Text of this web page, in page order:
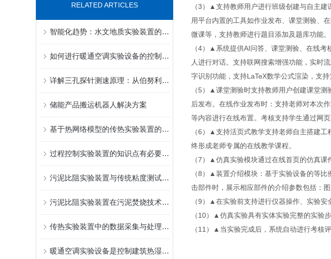
RELATED ARTICLES
智能化趋势：水文地质实验装置的自动化与数据采集革新
如何进行暖通空调实验设备的控制性能测试？
详解三孔探针测速原理：从伯努利方程到流向角解算
储能产品搬运机器人解决方案
基于热网络模型的传热实验装置的设计与实现
过程控制实验装置的知识点有必要和大家说说
污泥比阻实验装置与传统粘度测试方法的比较分析
污泥比阻实验装置在污泥焚烧技术中的应用
传热实验装置中的数据采集与处理技术
暖通空调实验设备是控制建筑热湿环境和空气品质的必要设备
（3）▲支持教师用户进行班级创建与自主
用平台内置的工具如作业发布、课堂测验、
微课等，支持教师进行题目添加及题库功能。
（4）▲系统提供AI问答、课堂测验、在线
人进行对话。支持联网搜索增强功能，实时
字识别功能，支持LaTeX数学公式渲染，支持
（5）▲课堂测验时支持教师用户创建课堂
后发布。在线作业发布时：支持老师对本次
等内容进行在线布置。考核支持学生通过网
（6）▲支持活页式教学支持老师自主搭建
终形成老师专属的在线教学课程。
（7）▲仿真实验模块通过在线首页的仿真
（8）▲装置介绍模块：基于实验设备的等
击部件时，展示相应部件的介绍参数包括：图
（9）▲在实验前支持进行仪器操作、实验安
（10）▲仿真实验具有实体实验完整的实验
（11）▲当实验完成后，系统自动进行考核